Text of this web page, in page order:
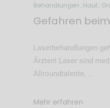
Behandlungen , Haut ,
Gefahren
Laserbehandlungen
Ärzten! Laser sind
Allroundtalente,
Mehr erfahren